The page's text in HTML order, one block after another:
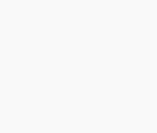
хлопоты и полезные хобби. Всё, что